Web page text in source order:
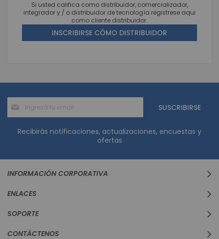
Si usted califica como distribuidor, comercializador,
integrador y / o distribuidor de tecnología registrese aqui
como cliente distribuidor.
INSCRIBIRSE CÓMO DISTRIBUIDOR
al
boletín
informativo:
SUSCRIBIRSE
Recibirás notificaciones, actualizaciones, encuestas y
ofertas
INFORMACIÓN CORPORATIVA
ENLACES
SOPORTE
CONTÁCTENOS